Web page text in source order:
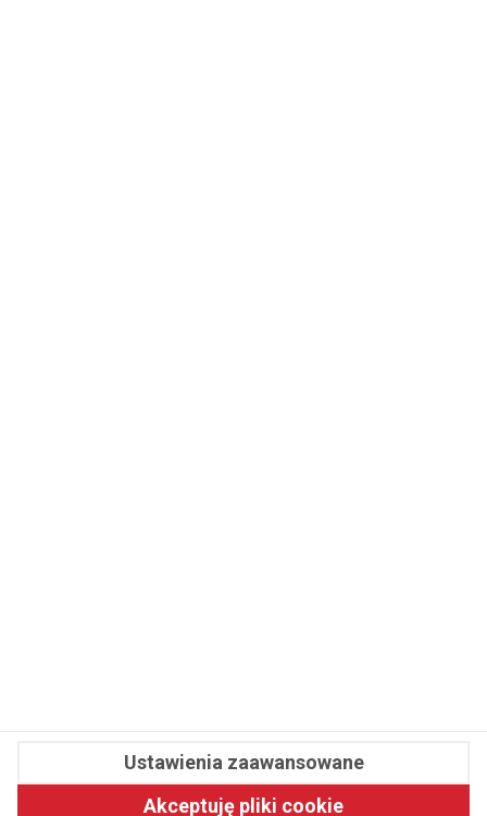
Fit.pl © 2026 Wszystkie prawa zastrzeżone.
Pawelec.info
Ustawienia zaawansowane
Akceptuję pliki cookie